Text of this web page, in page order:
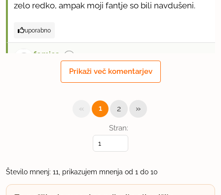
zelo redko, ampak moji fantje so bili navdušeni.
uporabno
femica
2.9.2008 ob 15:33
dobra ideja, ker je sicer ponavadi vroča čokolada
morska medvedka
član od 2004 2716 sporočil
Prikaži več komentarjev
Stran:
« 1 2 »
Število mnenj: 11, prikazujem mnenja od 1 do 10